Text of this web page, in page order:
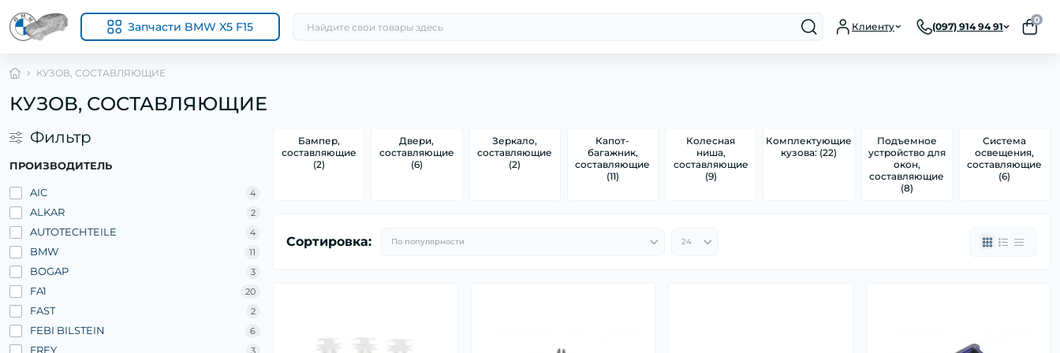
Запчасти BMW X5 F15 Клиенту (097) 914 94 91
0
КУЗОВ, СОСТАВЛЯЮЩИЕ
КУЗОВ, СОСТАВЛЯЮЩИЕ
Фильтр
ПРОИЗВОДИТЕЛЬ
AIC 4
ALKAR 2
AUTOTECHTEILE 4
BMW 11
BOGAP 3
FA1 20
FAST 2
FEBI BILSTEIN 6
FREY 3
Бампер,
составляющие
(2)
Двери,
составляющие
(6)
Зеркало,
составляющие
(2)
Капот-
багажник,
составляющие
(11)
Колесная
ниша,
составляющие
(9)
Комплектующие
кузова: (22)
Подъемное
устройство для
окон,
составляющие
(8)
Система
освещения,
составляющие
(6)
Сортировка: